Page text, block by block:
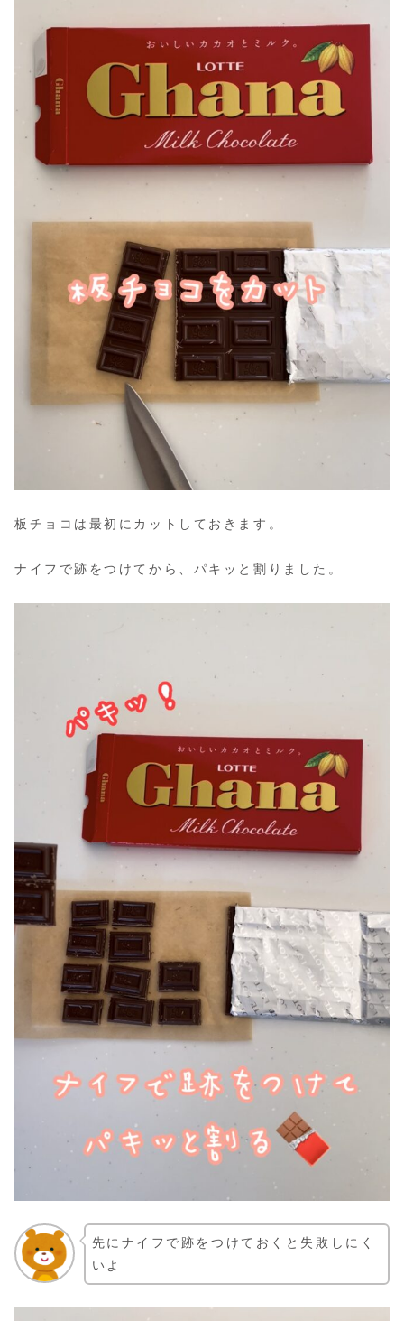
板チョコは最初にカットしておきます。
ナイフで跡をつけてから、パキッと割りました。
先にナイフで跡をつけておくと失敗しにく
いよ